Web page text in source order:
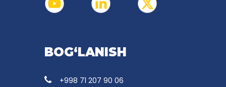
BOG‘LANISH
+998 71 207 90 06